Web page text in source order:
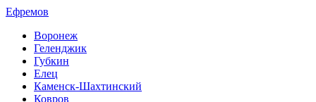
Ефремов
Воронеж
Геленджик
Губкин
Елец
Каменск-Шахтинский
Ковров